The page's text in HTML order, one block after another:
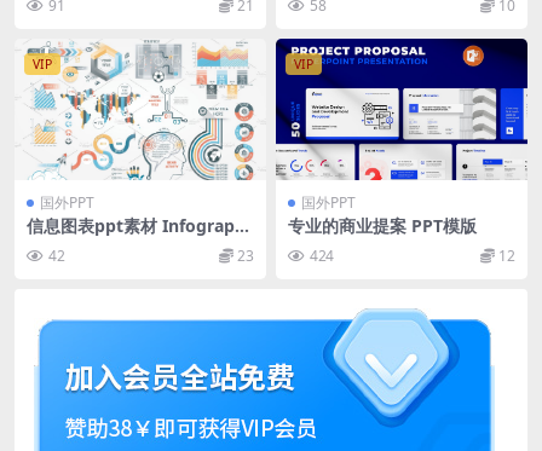
91 21 58 10
VIP
国外PPT
信息图表ppt素材 Infographi
c Elements
42 23
VIP
国外PPT
专业的商业提案 PPT模版
424 12